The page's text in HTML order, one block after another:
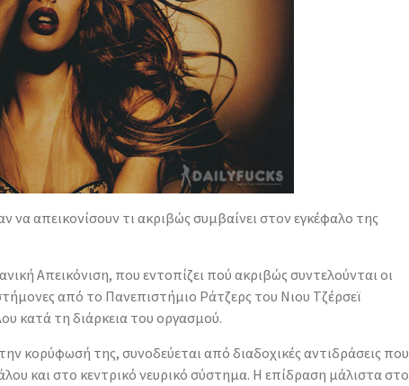
απεικονίσουν τι ακριβώς συμβαίνει στον εγκέφαλο της
Απεικόνιση, που εντοπίζει πού ακριβώς συντελούνται οι
από το Πανεπιστήμιο Ράτζερς του Νιου Τζέρσεϊ
κατά τη διάρκεια του οργασμού.
κορύφωσή της, συνοδεύεται από διαδοχικές αντιδράσεις που
και στο κεντρικό νευρικό σύστημα. Η επίδραση μάλιστα στο